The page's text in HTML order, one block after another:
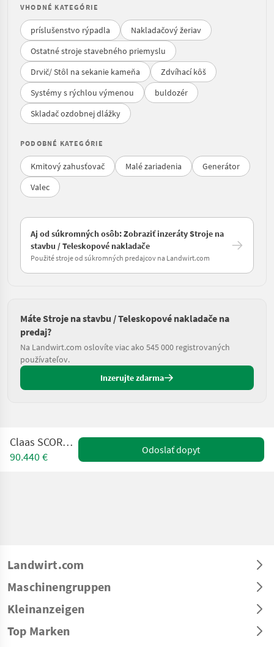
VHODNÉ KATEGÓRIE
príslušenstvo rýpadla
Nakladačový žeriav
Ostatné stroje stavebného priemyslu
Drvič/ Stôl na sekanie kameňa
Zdvíhací kôš
Systémy s rýchlou výmenou
buldozér
Skladač ozdobnej dlážky
PODOBNÉ KATEGÓRIE
Kmitový zahusťovač Malé zariadenia
Generátor
Valec
Aj od súkromných osôb: Zobraziť inzeráty Stroje na
stavbu / Teleskopové nakladače
Použité stroje od súkromných predajcov na Landwirt.com
Máte Stroje na stavbu / Teleskopové nakladače na
predaj?
Na Landwirt.com oslovíte viac ako 545 000 registrovaných
používateľov.
Inzerujte zdarma
Claas SCORPION 741
90.440 €
Odoslať dopyt
Landwirt.com
Maschinengruppen
Kleinanzeigen
Top Marken